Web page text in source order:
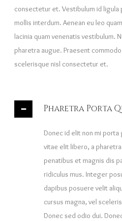
consectetur et. Vestibulum id ligula
mollis interdum. Aenean eu leo
lacinia quam venenatis vestibulum.
pharetra augue. Praesent
scelerisque nisl consectetur et.
Pharetra Porta
Donec id elit non mi
vitae elit libero, a
penatibus et magnis dis
ridiculus mus. Integer
dapibus posuere velit
cursus magna, vel
Donec sed odio dui.